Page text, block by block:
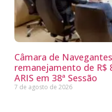
Câmara de
remanejamento de R$
ARIS em 38ª Sessão
7 de agosto de 2026